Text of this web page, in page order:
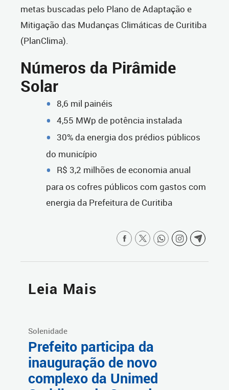
metas buscadas pelo Plano de Adaptação e
Mitigação das Mudanças Climáticas de Curitiba
(PlanClima).
Números da Pirâmide
Solar
8,6 mil painéis
4,55 MWp de potência instalada
30% da energia dos prédios públicos
do município
R$ 3,2 milhões de economia anual
para os cofres públicos com gastos com
energia da Prefeitura de Curitiba
Leia Mais
Solenidade
Prefeito participa da
inauguração de novo
complexo da Unimed